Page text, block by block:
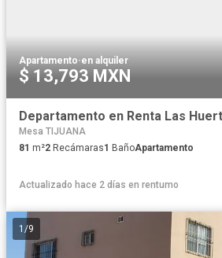
Apartamento·en alquiler
$ 13,793 MXN
Departamento en Renta Las
Mesa TIJUANA
81 m²2 Recámaras1 BañoApartamento
Actualizado hace 2 días en rentumo
1 /9